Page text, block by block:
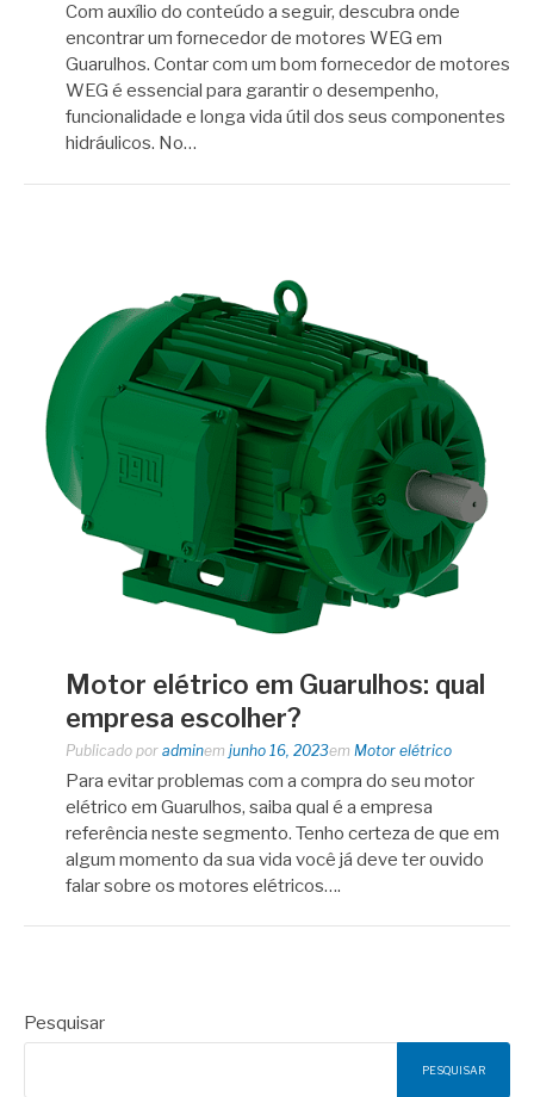
Com auxílio do conteúdo a seguir, descubra onde
encontrar um fornecedor de motores WEG em
Guarulhos. Contar com um bom fornecedor de motores
WEG é essencial para garantir o desempenho,
funcionalidade e longa vida útil dos seus componentes
hidráulicos. No…
Motor elétrico em Guarulhos: qual
empresa escolher?
Publicado por adminem junho 16, 2023em Motor elétrico
Para evitar problemas com a compra do seu motor
elétrico em Guarulhos, saiba qual é a empresa
referência neste segmento. Tenho certeza de que em
algum momento da sua vida você já deve ter ouvido
falar sobre os motores elétricos….
Pesquisar
PESQUISAR